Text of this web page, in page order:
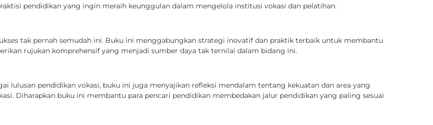
pendidikan yang ingin meraih keunggulan dalam mengelola institusi vokasi dan pelatihan.
tak pernah semudah ini. Buku ini menggabungkan strategi inovatif dan praktik terbaik untuk membantu
rujukan komprehensif yang menjadi sumber daya tak ternilai dalam bidang ini.
lulusan pendidikan vokasi, buku ini juga menyajikan refleksi mendalam tentang kekuatan dan area yang
Diharapkan buku ini membantu para pencari pendidikan membedakan jalur pendidikan yang paling sesuai